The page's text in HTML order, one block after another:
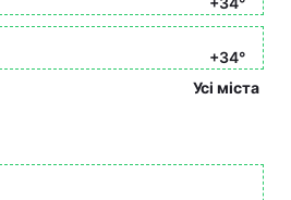
+34°
Усі міста